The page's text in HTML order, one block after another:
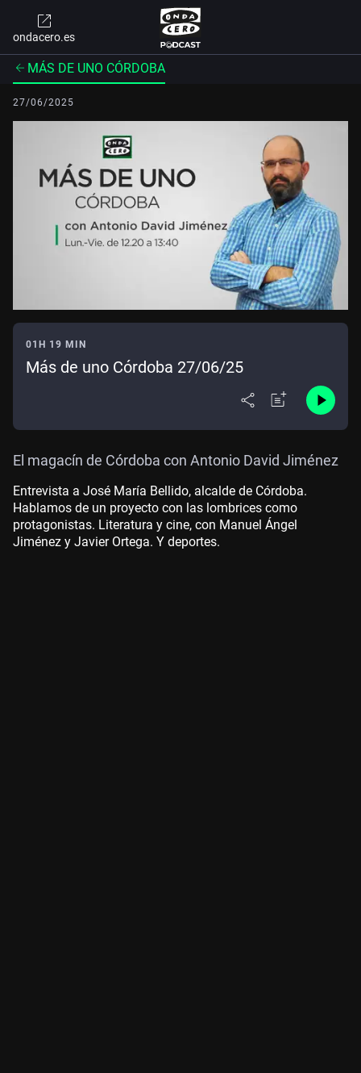
ondacero.es
MÁS DE UNO CÓRDOBA
27/06/2025
01H 19 MIN
Más de uno Córdoba 27/06/25
El magacín de Córdoba con Antonio David Jiménez
Entrevista a José María Bellido, alcalde de Córdoba.
Hablamos de un proyecto con las lombrices como
protagonistas. Literatura y cine, con Manuel Ángel
Jiménez y Javier Ortega. Y deportes.